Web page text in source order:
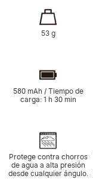
53 g
580 mAh / Tiempo de
carga: 1 h 30 min
Protege contra chorros
de agua a alta presión
desde cualquier ángulo.